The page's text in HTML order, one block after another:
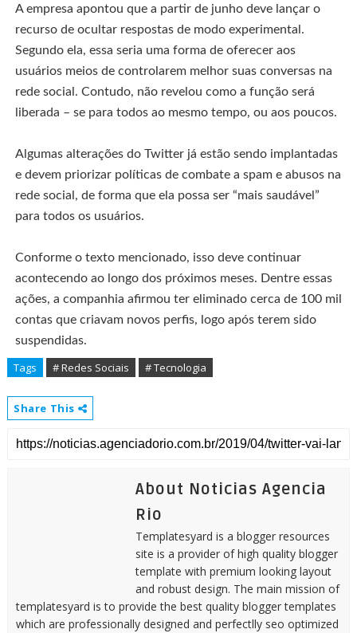
A empresa apontou que a partir de junho deve lançar o
recurso de ocultar respostas de modo experimental.
Segundo ela, essa seria uma forma de oferecer aos
usuários meios de controlarem melhor suas conversas na
rede social. Contudo, não revelou como a função será
liberada – se para todos ao mesmo tempo, ou aos poucos.
Algumas alterações do Twitter já estão sendo implantadas
e devem priorizar políticas de combate a spam e abusos na
rede social, de forma que ela possa ser “mais saudável”
para todos os usuários.
Conforme o texto mencionado, isso deve continuar
acontecendo ao longo dos próximos meses. Dentre essas
ações, a companhia afirmou ter eliminado cerca de 100 mil
contas que criavam novos perfis, logo após terem sido
suspendidas.
Tags # Redes Sociais # Tecnologia
Share This
About Noticias Agencia
Rio
Templatesyard is a blogger resources
site is a provider of high quality blogger
template with premium looking layout
and robust design. The main mission of
templatesyard is to provide the best quality blogger templates
which are professionally designed and perfectlly seo optimized